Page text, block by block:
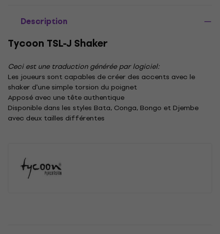
Description
Tycoon TSL-J Shaker
Ceci est une traduction générée par logiciel:
Les joueurs sont capables de créer des accents avec le
shaker d'une simple torsion du poignet
Apposé avec une tête authentique
Disponible dans les styles Bata, Conga, Bongo et Djembe
avec deux tailles différentes